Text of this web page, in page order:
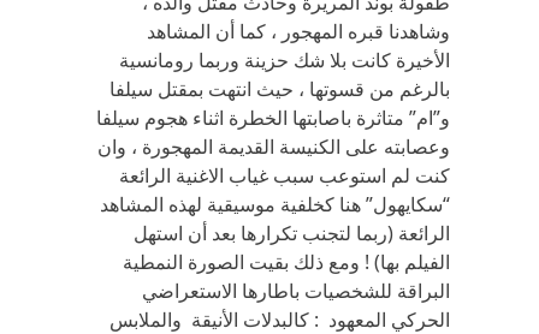
وشاهدنا قبره المهجور ، كما أن المشاهد
الأخيرة كانت بلا شك حزينة وربما رومانسية
بالرغم من قسوتها ، حيث انتهت بمقتل سيلفا
و”ام” متاثرة باصابتها الخطرة اثناء هجوم سيلفا
وعصابته على الكنيسة القديمة المهجورة ، وان
كنت لم استوعب سبب غياب الاغنية الرائعة
“سكايهول” هنا كخلفية موسيقية لهذه المشاهد
الرائعة (ربما لتجنب تكرارها بعد أن استهل
الفيلم بها) ! ومع ذلك بقيت الصورة النمطية
البراقة للشخصيات باطارها الاستعراضي
الحركي المعهود : كالبدلات الأنيقة والملابس